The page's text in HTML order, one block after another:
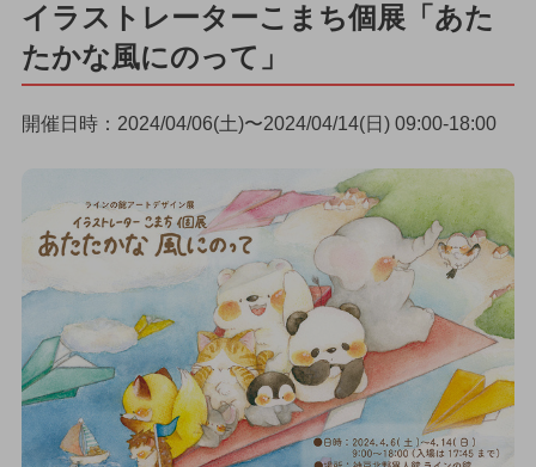
イラストレーターこまち個展「あた
たかな風にのって」
開催日時：2024/04/06(土)〜2024/04/14(日) 09:00-18:00